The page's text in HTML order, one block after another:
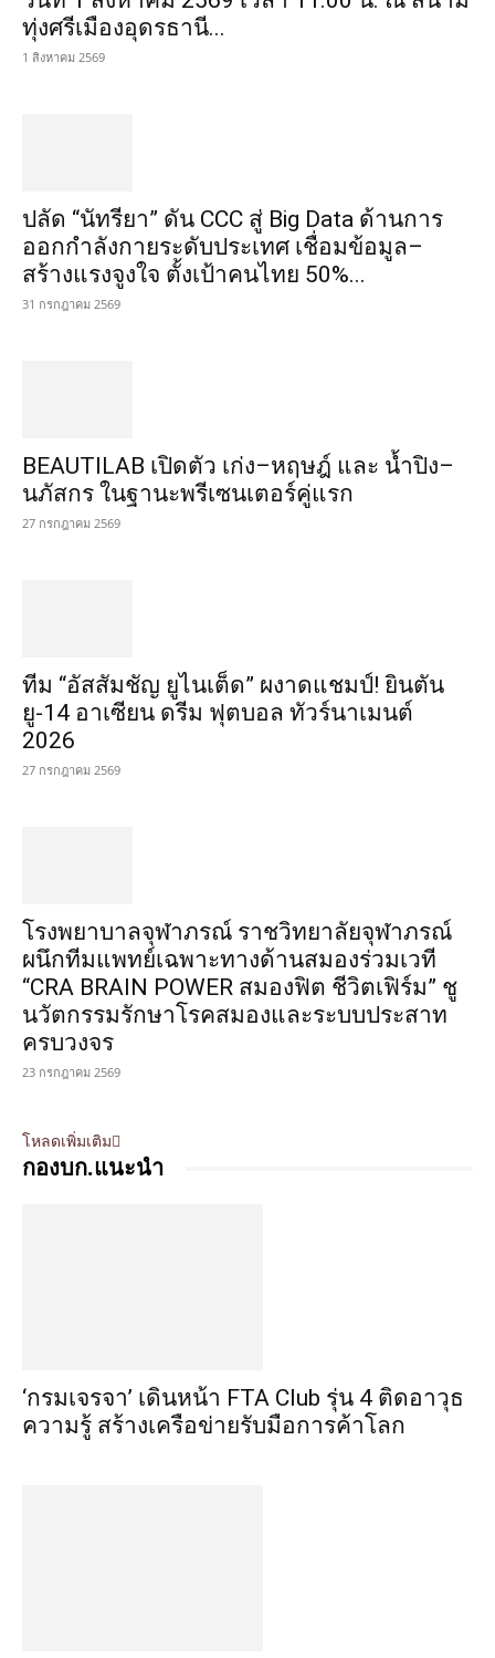
ทุ่งศรีเมืองอุดรธานี...
1 สิงหาคม 2569
ปลัด “นัทรียา” ดัน CCC สู่ Big Data ด้านการ
ออกกำลังกายระดับประเทศ เชื่อมข้อมูล–
สร้างแรงจูงใจ ตั้งเป้าคนไทย 50%...
31 กรกฎาคม 2569
BEAUTILAB เปิดตัว เก่ง–หฤษฎ์ และ น้ำปิง–
นภัสกร ในฐานะพรีเซนเตอร์คู่แรก
27 กรกฎาคม 2569
ทีม “อัสสัมชัญ ยูไนเต็ด” ผงาดแชมป์! ยินตัน
ยู-14 อาเซียน ดรีม ฟุตบอล ทัวร์นาเมนต์
2026
27 กรกฎาคม 2569
โรงพยาบาลจุฬาภรณ์ ราชวิทยาลัยจุฬาภรณ์
ผนึกทีมแพทย์เฉพาะทางด้านสมองร่วมเวที
“CRA BRAIN POWER สมองฟิต ชีวิตเฟิร์ม” ชู
นวัตกรรมรักษาโรคสมองและระบบประสาท
ครบวงจร
23 กรกฎาคม 2569
โหลดเพิ่มเติม
กองบก.แนะนำ
‘กรมเจรจา’ เดินหน้า FTA Club รุ่น 4 ติดอาวุธ
ความรู้ สร้างเครือข่ายรับมือการค้าโลก